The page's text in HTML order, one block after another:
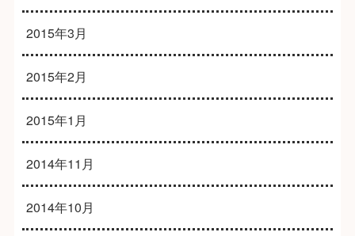
2015年3月
2015年2月
2015年1月
2014年11月
2014年10月